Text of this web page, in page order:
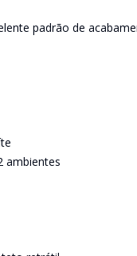
padrão de
ambientes